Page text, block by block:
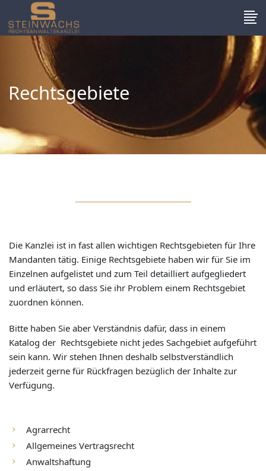
Rechtsgebiete
Die Kanzlei ist in fast allen wichtigen Rechtsgebieten für Ihre
Mandanten tätig. Einige Rechtsgebiete haben wir für Sie im
Einzelnen aufgelistet und zum Teil detailliert aufgegliedert
und erläutert, so dass Sie ihr Problem einem Rechtsgebiet
zuordnen können.
Bitte haben Sie aber Verständnis dafür, dass in einem
Katalog der Rechtsgebiete nicht jedes Sachgebiet aufgeführt
sein kann. Wir stehen Ihnen deshalb selbstverständlich
jederzeit gerne für Rückfragen bezüglich der Inhalte zur
Verfügung.
Agrarrecht
Allgemeines Vertragsrecht
Anwaltshaftung